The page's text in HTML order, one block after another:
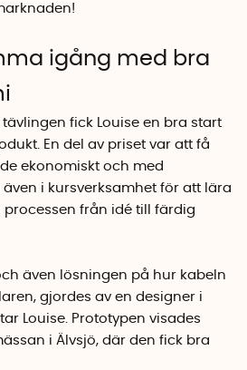
igång med bra
fick Louise en bra start
En del av priset var att få
ekonomiskt och med
även i kursverksamhet för att lära
från idé till färdig
även lösningen på hur kabeln
gjordes av en designer i
Louise. Prototypen visades
i Älvsjö, där den fick bra